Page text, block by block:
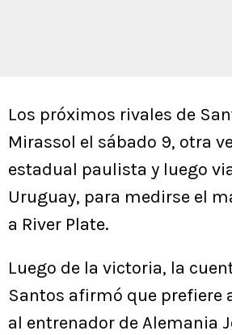
Los próximos rivales de
Mirassol el sábado 9, otra
estadual paulista y luego
Uruguay, para medirse el
a River Plate.
Luego de la victoria, la
Santos afirmó que prefiere
al entrenador de Alemania